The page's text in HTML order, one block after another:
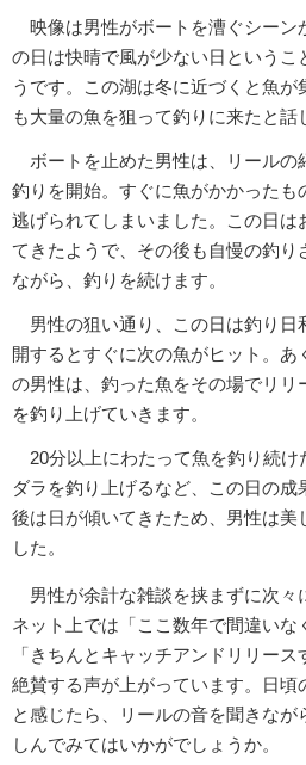
映像は男性がボートを漕ぐシーン
の日は快晴で風が少ない日というこ
うです。この湖は冬に近づくと魚
も大量の魚を狙って釣りに来たと話
ボートを止めた男性は、リールの
釣りを開始。すぐに魚がかかったも
逃げられてしまいました。この日は
てきたようで、その後も自慢の釣り
ながら、釣りを続けます。
男性の狙い通り、この日は釣り日
開するとすぐに次の魚がヒット。あ
の男性は、釣った魚をその場でリリ
を釣り上げていきます。
20分以上にわたって魚を釣り続け
ダラを釣り上げるなど、この日の
後は日が傾いてきたため、男性は美
した。
男性が余計な雑談を挟まずに次々
ネット上では「ここ数年で間違いな
「きちんとキャッチアンドリリー
絶賛する声が上がっています。日頃
と感じたら、リールの音を聞きな
しんでみてはいかがでしょうか。